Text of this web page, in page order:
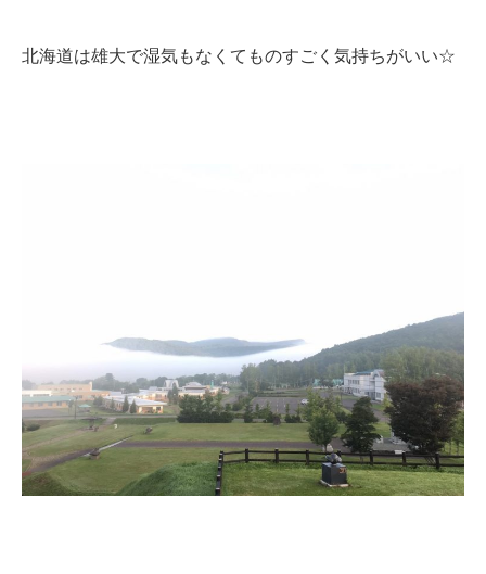
北海道は雄大で湿気もなくてものすごく気持ちがいい☆